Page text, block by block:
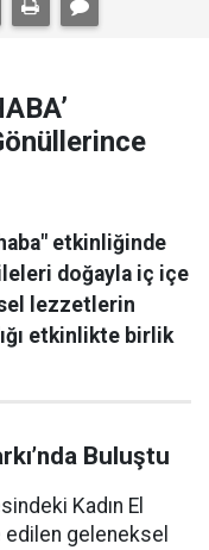
etkinliğinde
doğayla iç içe
lezzetlerin
etkinlikte birlik
Buluştu
Kadın El
geleneksel